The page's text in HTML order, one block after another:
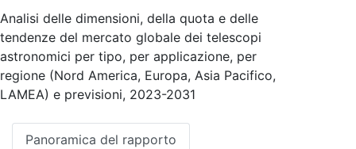
Analisi delle dimensioni, della quota e delle
tendenze del mercato globale dei telescopi
astronomici per tipo, per applicazione, per
regione (Nord America, Europa, Asia Pacifico,
LAMEA) e previsioni, 2023-2031
Panoramica del rapporto